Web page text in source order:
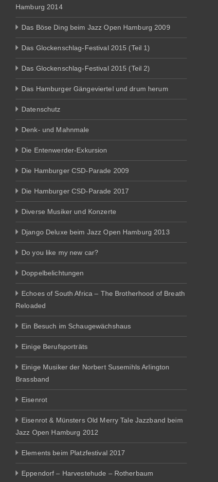
Hamburg 2014
Das Böse Ding beim Jazz Open Hamburg 2009
Das Glockenschlag-Festival 2015 (Teil 1)
Das Glockenschlag-Festival 2015 (Teil 2)
Das Hamburger Gängeviertel und drum herum
Datenschutz
Denk- und Mahnmale
Die Entenwerder-Exkursion
Die Hamburger CSD-Parade 2009
Die Hamburger CSD-Parade 2017
Diverse Musiker und Konzerte
Django Deluxe beim Jazz Open Hamburg 2013
Do you like my new car?
Doppelbelichtungen
Echoes of South Africa – The Brotherhood of Breath
Reloaded
Ein Besuch im Schaugewächshaus
Einige Berufsporträts
Einige Musiker der Norbert Susemihls Arlington
Brassband
Eisenrot
Eisenrot & Münsters Old Merry Tale Jazzband beim
Jazz Open Hamburg 2012
Elements beim Platzfestival 2017
Eppendorf – Harvestehude – Rotherbaum